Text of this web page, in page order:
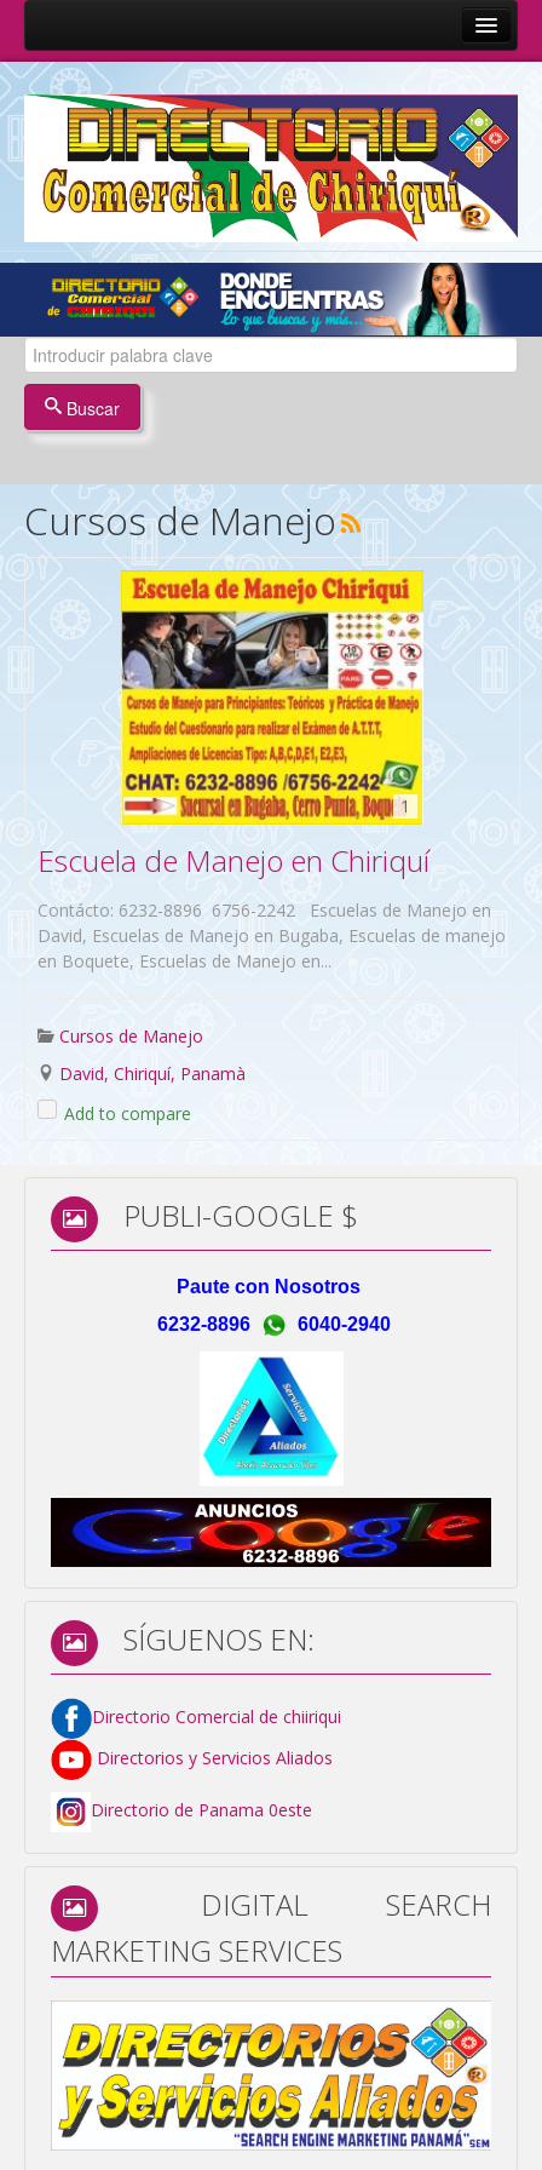
Inicio
Sobre Nosotros
Quienes Somos
Misión y Visión
Términos y Condiciones
Contáctenos
Buscar
Cursos de Manejo
1
Escuela de Manejo en Chiriquí
Contácto: 6232-8896 6756-2242 Escuelas de Manejo en
David, Escuelas de Manejo en Bugaba, Escuelas de manejo
en Boquete, Escuelas de Manejo en...
Cursos de Manejo
David, Chiriquí, Panamà
Add to compare
PUBLI-GOOGLE $
Paute con Nosotros
6232-8896
6040-2940
SÍGUENOS EN:
Directorio Comercial de chiiriqui
Directorios y Servicios Aliados
Directorio de Panama 0este
DIGITAL SEARCH
MARKETING SERVICES